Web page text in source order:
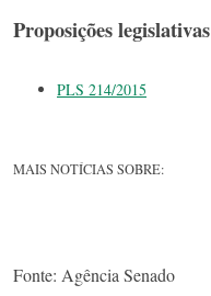
Proposições legislativas
PLS 214/2015
MAIS NOTÍCIAS SOBRE:
Fonte: Agência Senado